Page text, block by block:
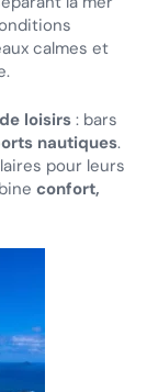
calmes et
loisirs : bars
nautiques.
pour leurs
confort,